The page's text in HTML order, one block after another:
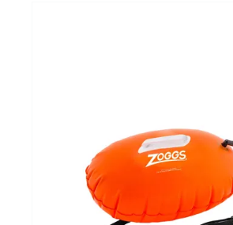
Gezonde levensstijl